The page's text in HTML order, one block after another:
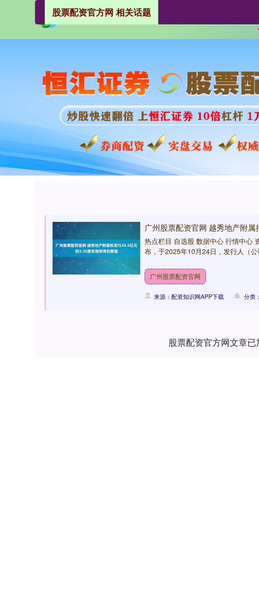
股票配资官方网 相关话题
广州股票配资官网 越秀地产附
热点栏目 自选股 数据中心 行情中心
布，于2025年10月24日，发行人（
广州股票配资官网
来源：配资知识网APP下载 分类
股票配资官方网文章